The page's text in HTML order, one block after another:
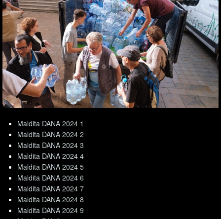
Maldita DANA 2024 1
Maldita DANA 2024 2
Maldita DANA 2024 3
Maldita DANA 2024 4
Maldita DANA 2024 5
Maldita DANA 2024 6
Maldita DANA 2024 7
Maldita DANA 2024 8
Maldita DANA 2024 9